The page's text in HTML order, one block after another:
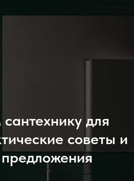
для
советы и